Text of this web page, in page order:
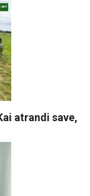
atrandi save,